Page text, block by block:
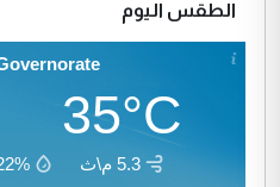
الطقس اليوم
35°C
5.3 م\ث